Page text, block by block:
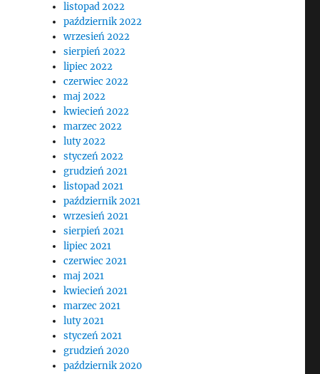
listopad 2022
październik 2022
wrzesień 2022
sierpień 2022
lipiec 2022
czerwiec 2022
maj 2022
kwiecień 2022
marzec 2022
luty 2022
styczeń 2022
grudzień 2021
listopad 2021
październik 2021
wrzesień 2021
sierpień 2021
lipiec 2021
czerwiec 2021
maj 2021
kwiecień 2021
marzec 2021
luty 2021
styczeń 2021
grudzień 2020
październik 2020